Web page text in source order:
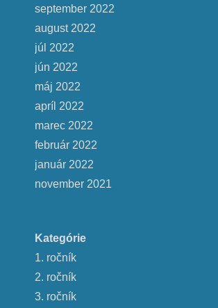
september 2022
august 2022
júl 2022
jún 2022
máj 2022
apríl 2022
marec 2022
február 2022
január 2022
november 2021
Kategórie
1. ročník
2. ročník
3. ročník